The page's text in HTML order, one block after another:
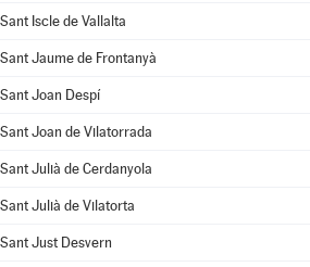
Sant Iscle de Vallalta
Sant Jaume de Frontanyà
Sant Joan Despí
Sant Joan de Vilatorrada
Sant Julià de Cerdanyola
Sant Julià de Vilatorta
Sant Just Desvern